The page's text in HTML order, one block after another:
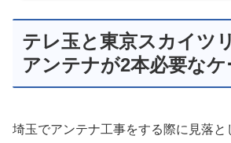
テレ玉と東京スカイツ
アンテナが2本必要な
埼玉でアンテナ工事をする際に見落と